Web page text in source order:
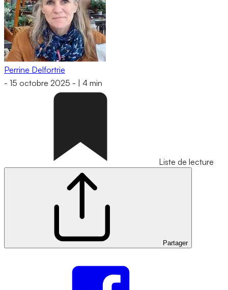
Perrine Delfortrie
- 15 octobre 2025 - 4 min
Liste de lecture
Partager